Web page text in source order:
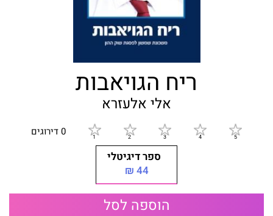
ריח הגויאבות
אלי אלעזרא
0 דירוגים
ספר דיגיטלי
44 ₪
הוספה לסל